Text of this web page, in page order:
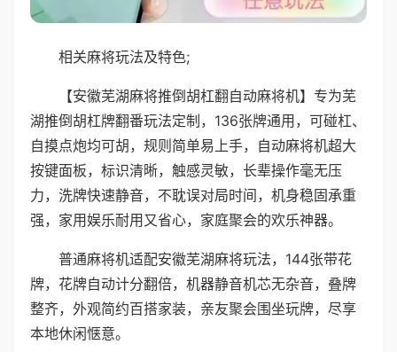
相关麻将玩法及特色;
【安徽芜湖麻将推倒胡杠翻自动麻将机】专为芜
湖推倒胡杠牌翻番玩法定制，136张牌通用，可碰杠、
自摸点炮均可胡，规则简单易上手，自动麻将机超大
按键面板，标识清晰，触感灵敏，长辈操作毫无压
力，洗牌快速静音，不耽误对局时间，机身稳固承重
强，家用娱乐耐用又省心，家庭聚会的欢乐神器。
普通麻将机适配安徽芜湖麻将玩法，144张带花
牌，花牌自动计分翻倍，机器静音机芯无杂音，叠牌
整齐，外观简约百搭家装，亲友聚会围坐玩牌，尽享
本地休闲惬意。